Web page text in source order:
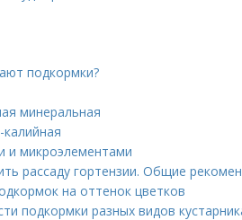
подкормки?
минеральная
и микроэлементами
рассаду гортензии. Общие
на оттенок цветков
подкормки разных видов